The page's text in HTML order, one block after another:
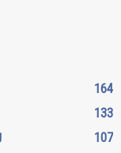
164
133
107